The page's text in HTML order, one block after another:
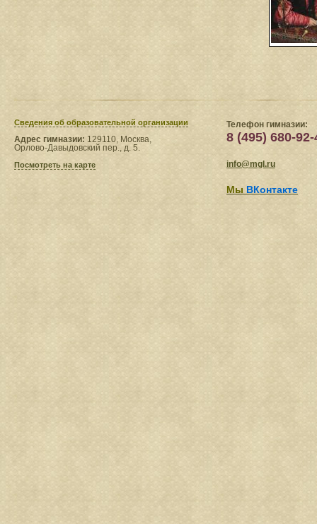
Сведения​ об образовательной организации
Адрес гимназии: 129110, Москва,
Орлово-Давыдовский пер., д. 5.
Посмотреть на карте
Телефон гимназии:
8 (495) 680-92-
info@mgl.ru
Мы ВКонтакте